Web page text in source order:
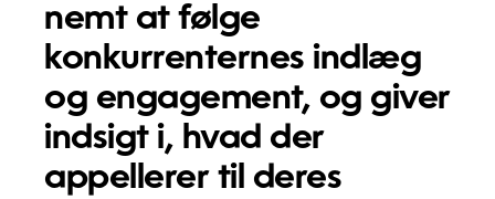
nemt at følge
konkurrenternes indlæg
og engagement, og giver
indsigt i, hvad der
appellerer til deres